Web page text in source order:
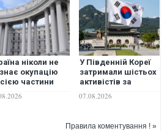
ніколи не
окупацію
частини
У Південній Кореї
затримали шістьох
активістів за
поїздку в Україну
07.08.2026
Правила коментування ! »